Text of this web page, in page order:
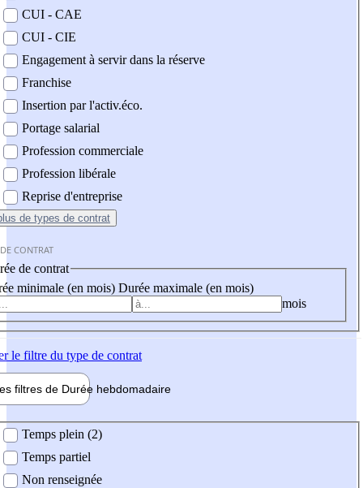
CUI - CAE
CUI - CIE
Engagement à servir dans la réserve
Franchise
Insertion par l'activ.éco.
Portage salarial
Profession commerciale
Profession libérale
Reprise d'entreprise
de types de contrat
CONTRAT
de contrat
minimale (en mois) Durée maximale (en mois)
mois
le filtre du type de contrat
filtres de Durée hebdomadaire
Temps plein (2)
Temps partiel
Non renseignée